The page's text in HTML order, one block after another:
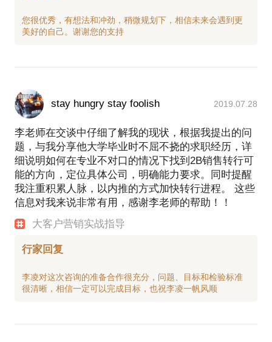
您很优秀，有想法和冲劲，稍微规划下，相信未来会遇到更
stay hungry stay foolish 2019.07.28
李老师在交谈中仔细了解我的现状，根据我提出的问
题，与我分享他大学毕业时不屈不挠的求职经历，详
细说明如何在专业不对口的情况下找到2B销售转行可
能的方向，定位具体公司，明确能力要求。同时提醒
我注重积累人脉，以内推的方式加快转行进程。 这些
信息对我来说非常有用，感谢李老师的帮助！！
大客户营销实战指导
行家回复
李凌对这次咨询的准备合作很充分，问题、目标和检验标准